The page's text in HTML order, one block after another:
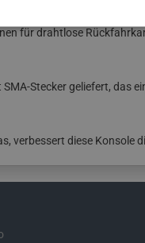
für drahtlose
Stecker geliefert,
verbessert diese Konsole